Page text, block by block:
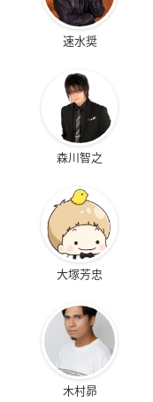
速水奨
森川智之
大塚芳忠
木村昴